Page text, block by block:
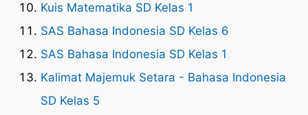
Kuis Matematika SD Kelas 1
SAS Bahasa Indonesia SD Kelas 6
SAS Bahasa Indonesia SD Kelas 1
Kalimat Majemuk Setara - Bahasa Indonesia
SD Kelas 5